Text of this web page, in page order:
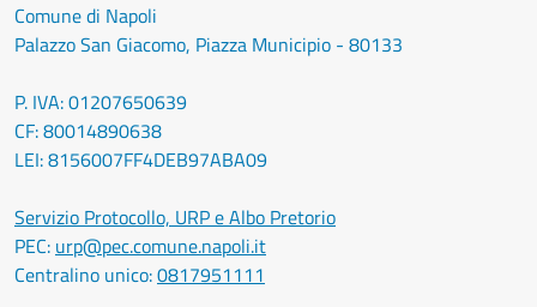
Comune di Napoli
Palazzo San Giacomo, Piazza Municipio - 80133
P. IVA: 01207650639
CF: 80014890638
LEI: 8156007FF4DEB97ABA09
Servizio Protocollo, URP e Albo Pretorio
PEC: urp@pec.comune.napoli.it
Centralino unico:0817951111